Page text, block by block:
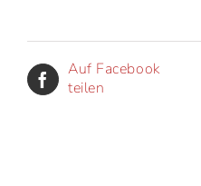
Auf Facebook
teilen